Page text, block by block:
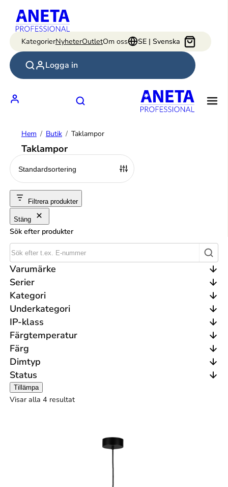
Hoppa
innehåll
KategorierNyheterOutletOm oss SE | Svenska
Logga in
Hem Butik Taklampor
Taklampor
Filtrera produkter
Stäng
Sök efter produkter
Varumärke
Serier
Kategori
Underkategori
IP-klass
Färgtemperatur
Färg
Dimtyp
Status
Tillämpa
Visar alla 4 resultat